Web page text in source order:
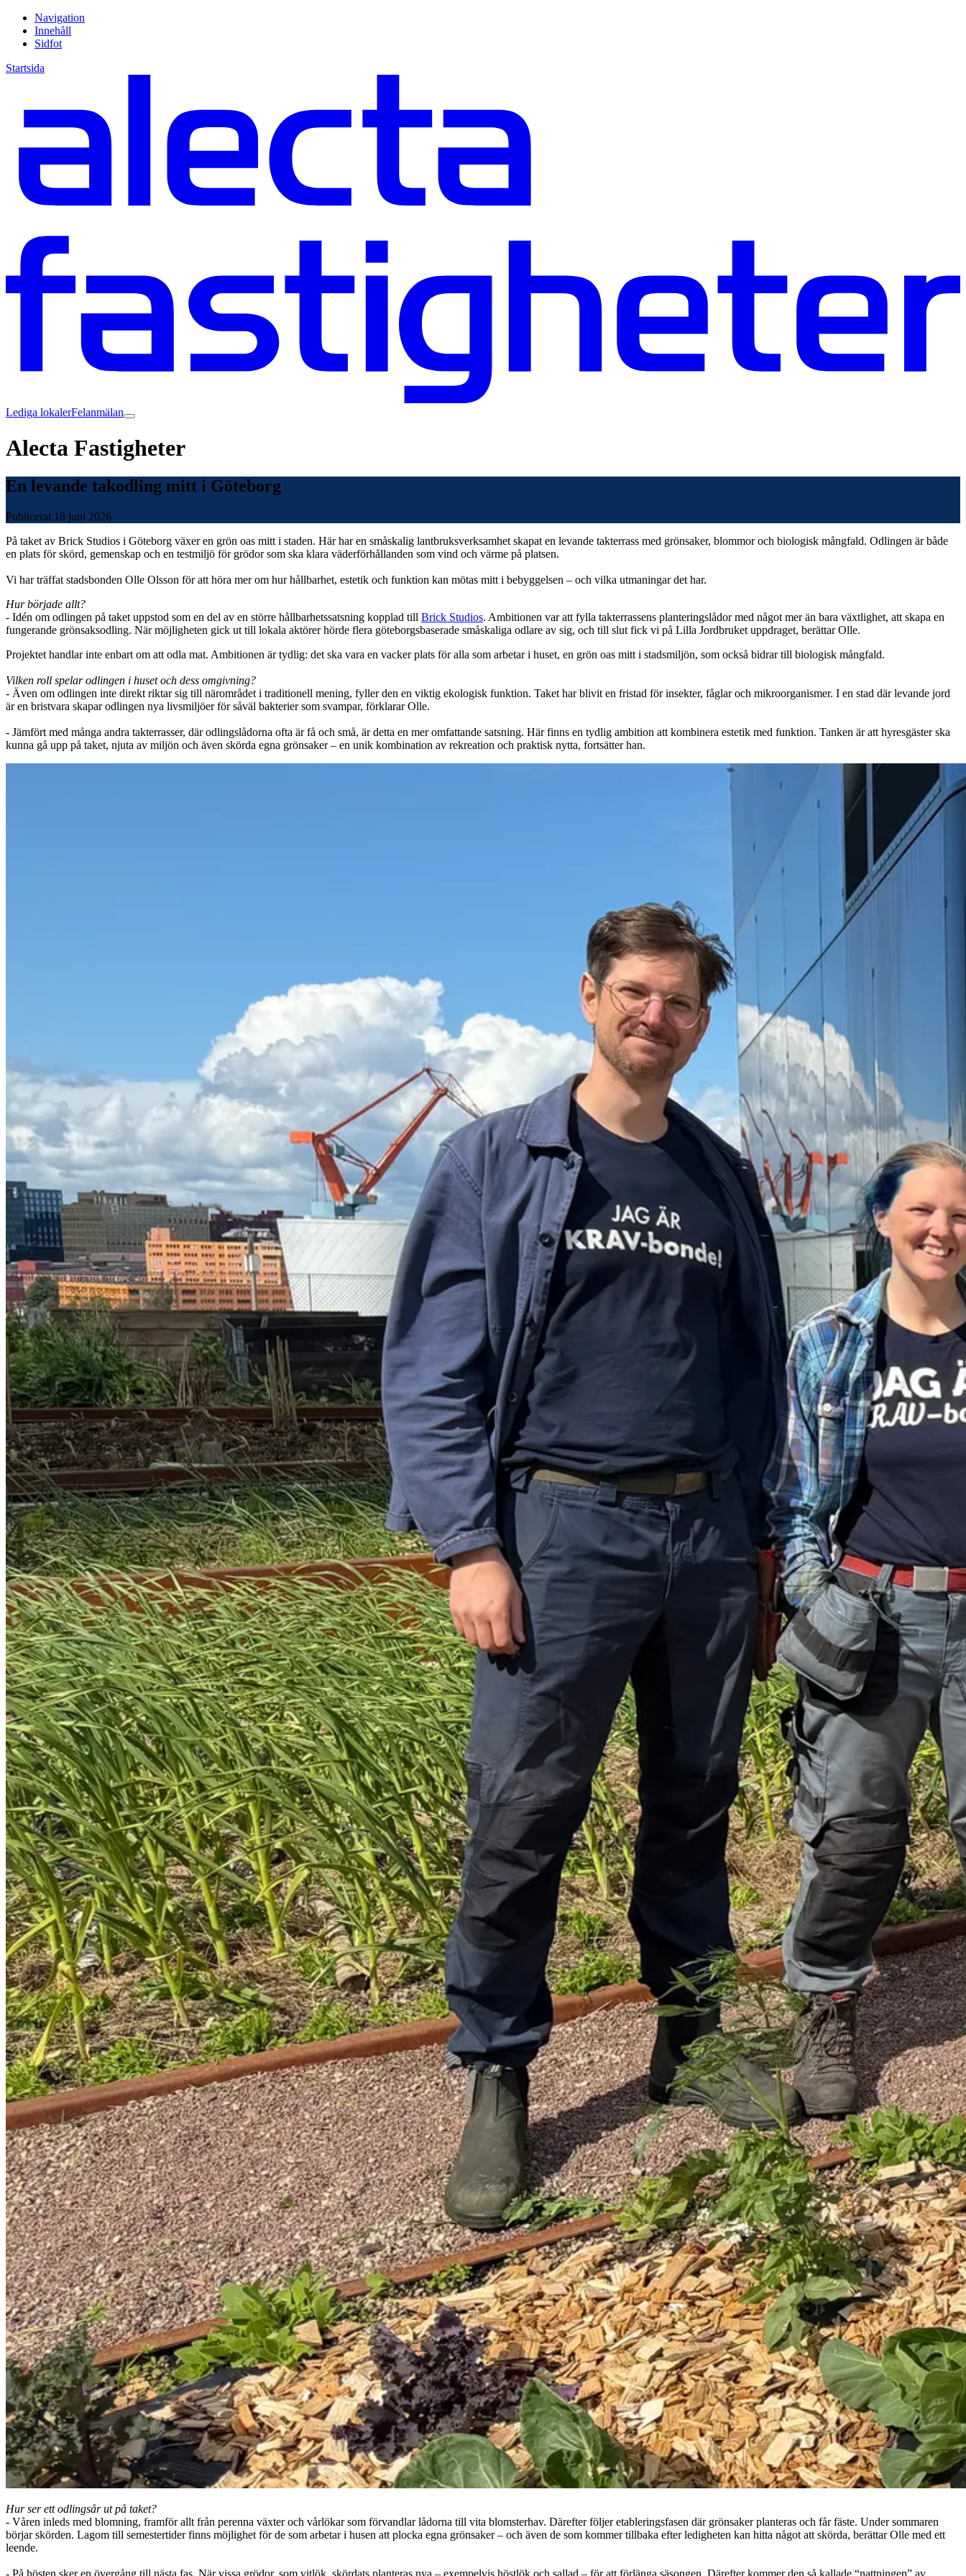
Navigation
Innehåll
Sidfot
Startsida
Lediga lokalerFelanmälan
Alecta Fastigheter
En levande takodling mitt i Göteborg
Publicerat 18 juni 2026
På taket av Brick Studios i Göteborg växer en grön oas mitt i staden. Här har en småskalig lantbruksverksamhet skapat en levande takterrass med grönsaker, blommor och biologisk mångfald. Odlingen är både
en plats för skörd, gemenskap och en testmiljö för grödor som ska klara väderförhållanden som vind och värme på platsen.
Vi har träffat stadsbonden Olle Olsson för att höra mer om hur hållbarhet, estetik och funktion kan mötas mitt i bebyggelsen – och vilka utmaningar det har.
Hur började allt?
- Idén om odlingen på taket uppstod som en del av en större hållbarhetssatsning kopplad till Brick Studios. Ambitionen var att fylla takterrassens planteringslådor med något mer än bara växtlighet, att skapa en
fungerande grönsaksodling. När möjligheten gick ut till lokala aktörer hörde flera göteborgsbaserade småskaliga odlare av sig, och till slut fick vi på Lilla Jordbruket uppdraget, berättar Olle.
Projektet handlar inte enbart om att odla mat. Ambitionen är tydlig: det ska vara en vacker plats för alla som arbetar i huset, en grön oas mitt i stadsmiljön, som också bidrar till biologisk mångfald.
Vilken roll spelar odlingen i huset och dess omgivning?
- Även om odlingen inte direkt riktar sig till närområdet i traditionell mening, fyller den en viktig ekologisk funktion. Taket har blivit en fristad för insekter, fåglar och mikroorganismer. I en stad där levande jord
är en bristvara skapar odlingen nya livsmiljöer för såväl bakterier som svampar, förklarar Olle.
- Jämfört med många andra takterrasser, där odlingslådorna ofta är få och små, är detta en mer omfattande satsning. Här finns en tydlig ambition att kombinera estetik med funktion. Tanken är att hyresgäster ska
kunna gå upp på taket, njuta av miljön och även skörda egna grönsaker – en unik kombination av rekreation och praktisk nytta, fortsätter han.
Hur ser ett odlingsår ut på taket?
- Våren inleds med blomning, framför allt från perenna växter och vårlökar som förvandlar lådorna till vita blomsterhav. Därefter följer etableringsfasen där grönsaker planteras och får fäste. Under sommaren
börjar skörden. Lagom till semestertider finns möjlighet för de som arbetar i husen att plocka egna grönsaker – och även de som kommer tillbaka efter ledigheten kan hitta något att skörda, berättar Olle med ett
leende.
- På hösten sker en övergång till nästa fas. När vissa grödor, som vitlök, skördats planteras nya – exempelvis höstlök och sallad – för att förlänga säsongen. Därefter kommer den så kallade “nattningen” av